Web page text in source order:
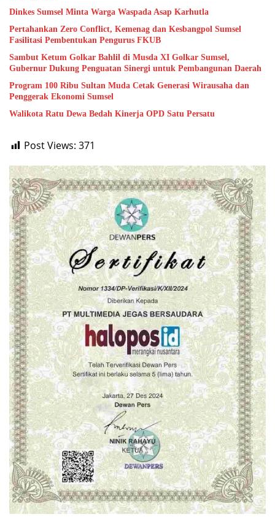
Dinkes Sumsel Minta Warga Waspada Asap Karhutla
Pertahankan Zero Conflict, Kemenag dan Kesbangpol Sumsel
Fasilitasi Pembentukan Pengurus FKUB
Sambut Ketum Golkar Bahlil di Musda XI Golkar Sumsel,
Gubernur Dukung Penguatan Sinergi untuk Pembangunan Daerah
Program 100 Ribu Sultan Muda Cetak Generasi Wirausaha dan
Penggerak Ekonomi Sumsel
Walikota Ratu Dewa Bedah Kinerja OPD Satu Persatu
Post Views: 371